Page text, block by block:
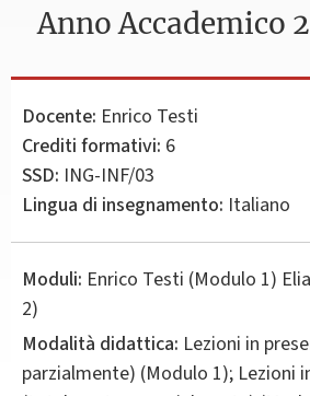
Anno Accademico
Docente: Enrico Testi
Crediti formativi: 6
SSD: ING-INF/03
Lingua di insegnamento: Italiano
Moduli: Enrico Testi (Modulo 1)
2)
Modalità didattica: Lezioni in
parzialmente) (Modulo 1); Lezioni